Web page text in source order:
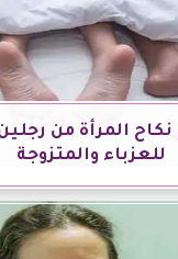
المرأة من
للعزباء والمتزوجة